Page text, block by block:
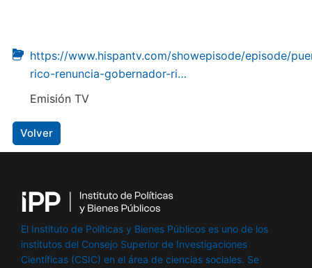
https://www.hispantv.com/showepisode/episode/
rico-renuncia-gobernador-ri…
Emisión TV
Volver
El Instituto de Políticas y Bienes Públicos es uno de los
institutos del Consejo Superior de Investigaciones
Científicas (CSIC) en el área de ciencias sociales. Se